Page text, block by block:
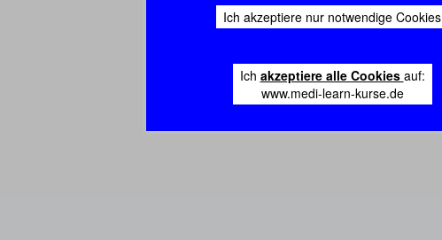
Ich akzeptiere nur notwendige Cookies
Ich akzeptiere alle Cookies auf:
www.medi-learn-kurse.de